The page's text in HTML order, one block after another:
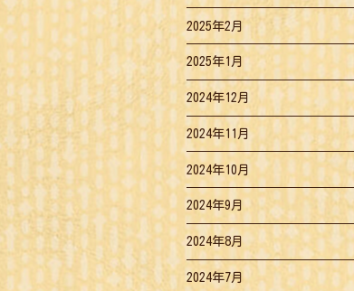
2025年2月
2025年1月
2024年12月
2024年11月
2024年10月
2024年9月
2024年8月
2024年7月